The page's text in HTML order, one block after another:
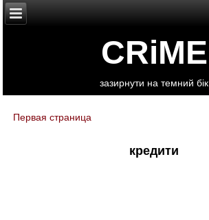
CRiME
зазирнути на темний бік
You are here
Первая страница
кредити